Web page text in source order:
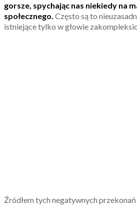
gorsze, spychając nas niekiedy na
społecznego. Często są to
istniejące tylko w głowie
Źródłem tych negatywnych